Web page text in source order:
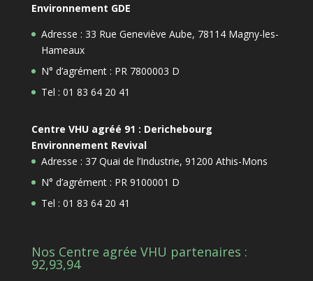
Environnement GDE
Adresse : 33 Rue Geneviève Aube, 78114 Magny-les-
Hameaux
N° d’agrément : PR 7800003 D
Tel : 01 83 64 20 41
Centre VHU agréé 91 : Derichebourg
Environnement Revival
Adresse : 37 Quai de l’Industrie, 91200 Athis-Mons
N° d’agrément : PR 9100001 D
Tel : 01 83 64 20 41
Nos Centre agrée VHU partenaires :
92,93,94